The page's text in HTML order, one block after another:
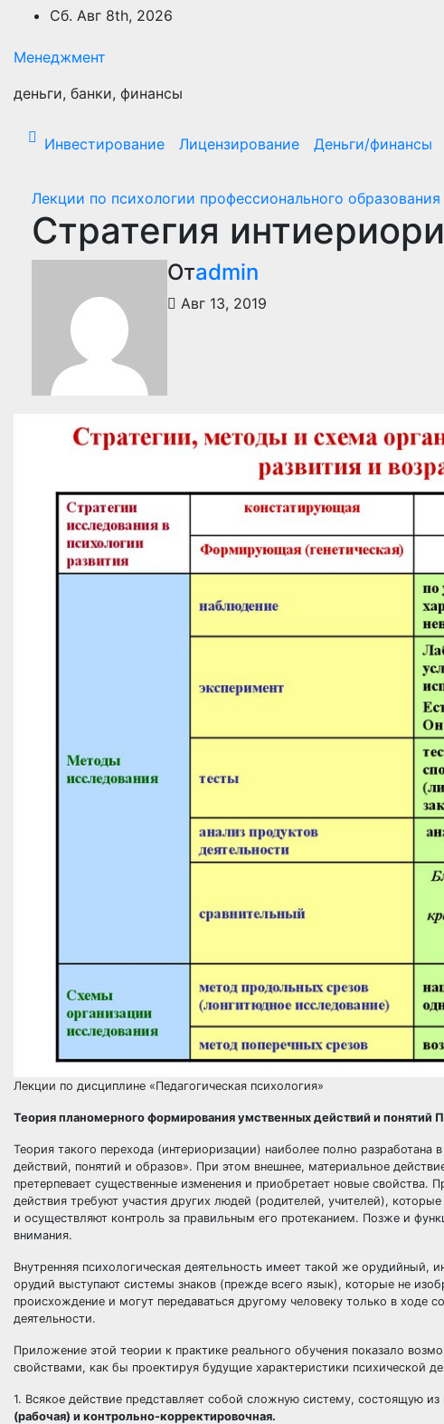
Перейти
содержимому
Сб. Авг 8th, 2026
Менеджмент
деньги, банки, финансы
Инвестирование Лицензирование Деньги/финансы
Лекции по психологии профессионального образования
Стратегия
Отadmin
Авг 13, 2019
Лекции по дисциплине «Педагогическая психология»
Теория планомерного формирования умственных действий и понятий
Теория такого перехода (интериоризации) наиболее полно
действий, понятий и образов». При этом внешнее, материальное
претерпевает существенные изменения и приобретает новые
действия требуют участия других людей (родителей, учителей),
и осуществляют контроль за правильным его протеканием. Позже и
внимания.
Внутренняя психологическая деятельность имеет такой же орудийный,
орудий выступают системы знаков (прежде всего язык), которые не
происхождение и могут передаваться другому человеку только в ходе
деятельности.
Приложение этой теории к практике реального обучения показало
свойствами, как бы проектируя будущие характеристики психической
1. Всякое действие представляет собой сложную систему, состоящую из
(рабочая) и контрольно-корректировочная.